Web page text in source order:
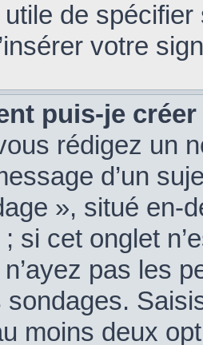
de
votre
puis-je
rédigez un
d’un
», situé en-
si cet onglet
pas les
sondages.
moins deux